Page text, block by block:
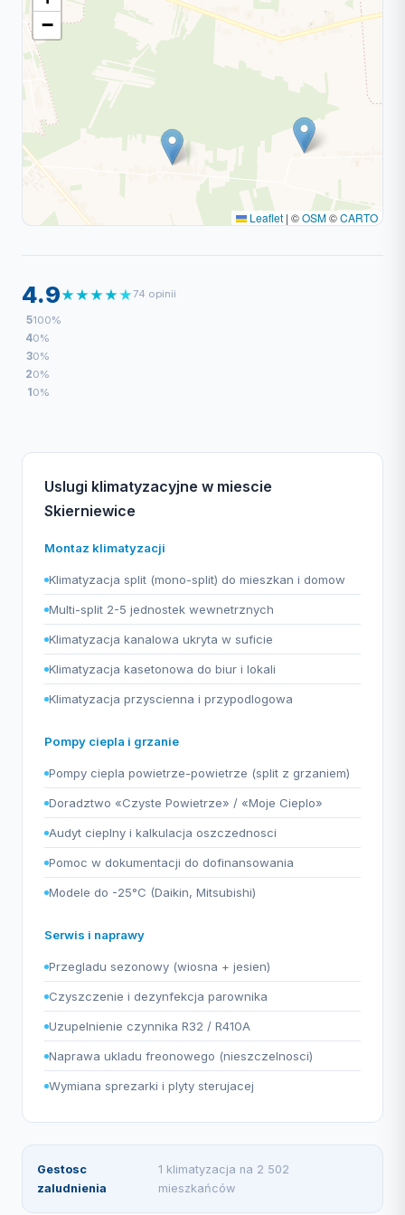
−
Leaflet | ©OSM©CARTO
4.9★★★★★74 opinii
5100%
40%
30%
20%
10%
Uslugi klimatyzacyjne w miescie
Skierniewice
Montaz klimatyzacji
Klimatyzacja split (mono-split) do mieszkan i domow
Multi-split 2-5 jednostek wewnetrznych
Klimatyzacja kanalowa ukryta w suficie
Klimatyzacja kasetonowa do biur i lokali
Klimatyzacja przyscienna i przypodlogowa
Pompy ciepla i grzanie
Pompy ciepla powietrze-powietrze (split z grzaniem)
Doradztwo «Czyste Powietrze» / «Moje Cieplo»
Audyt cieplny i kalkulacja oszczednosci
Pomoc w dokumentacji do dofinansowania
Modele do -25°C (Daikin, Mitsubishi)
Serwis i naprawy
Przegladu sezonowy (wiosna + jesien)
Czyszczenie i dezynfekcja parownika
Uzupelnienie czynnika R32 / R410A
Naprawa ukladu freonowego (nieszczelnosci)
Wymiana sprezarki i plyty sterujacej
Gestosc
zaludnienia
1 klimatyzacja na 2 502
mieszkańców